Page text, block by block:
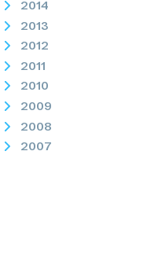
2014
2013
2012
2011
2010
2009
2008
2007